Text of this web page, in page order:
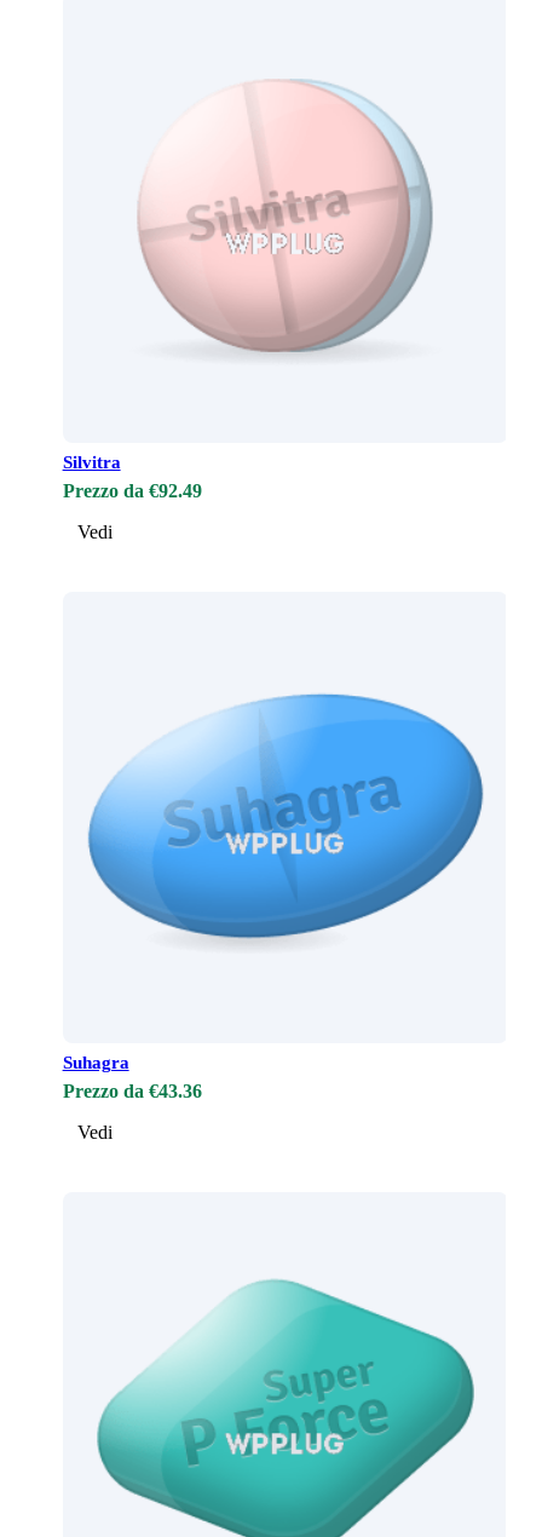
Silvitra
Prezzo da €92.49
Vedi
Suhagra
Prezzo da €43.36
Vedi